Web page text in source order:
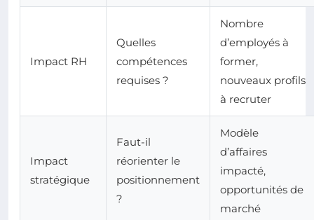
Impact RH
Quelles
compétences
requises ?
Nombre
d’employés à
former,
nouveaux profils
à recruter
Impact
stratégique
Faut-il
réorienter le
positionnement
?
Modèle
d’affaires
impacté,
opportunités de
marché